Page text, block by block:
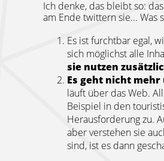
Ich denke, das bleibt so:
am Ende twittern sie... Was
Es ist furchtbar egal,
sich möglichst alle
sie nutzen
Es geht nicht
läuft über das Web.
Beispiel in den
Herausforderung zu.
aber verstehen sie
sind, ist es dann